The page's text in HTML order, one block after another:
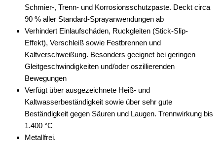
Schmier-, Trenn- und Korrosionsschutzpaste. Deckt circa
90 % aller Standard-Sprayanwendungen ab
Verhindert Einlaufschäden, Ruckgleiten (Stick-Slip-
Effekt), Verschleiß sowie Festbrennen und
Kaltverschweißung. Besonders geeignet bei geringen
Gleitgeschwindigkeiten und/oder oszillierenden
Bewegungen
Verfügt über ausgezeichnete Heiß- und
Kaltwasserbeständigkeit sowie über sehr gute
Beständigkeit gegen Säuren und Laugen. Trennwirkung bis
1.400 °C
Metallfrei.